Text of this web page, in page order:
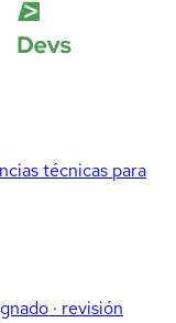
técnicas para
· revisión